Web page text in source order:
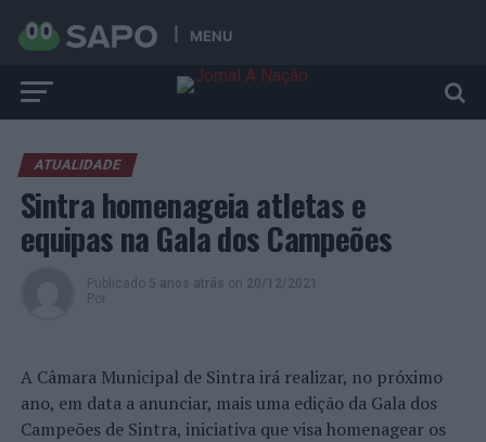
MENU
ATUALIDADE
Sintra homenageia atletas e
equipas na Gala dos Campeões
Publicado 5 anos atrás on 20/12/2021
Por
A Câmara Municipal de Sintra irá realizar, no próximo
ano, em data a anunciar, mais uma edição da Gala dos
Campeões de Sintra, iniciativa que visa homenagear os